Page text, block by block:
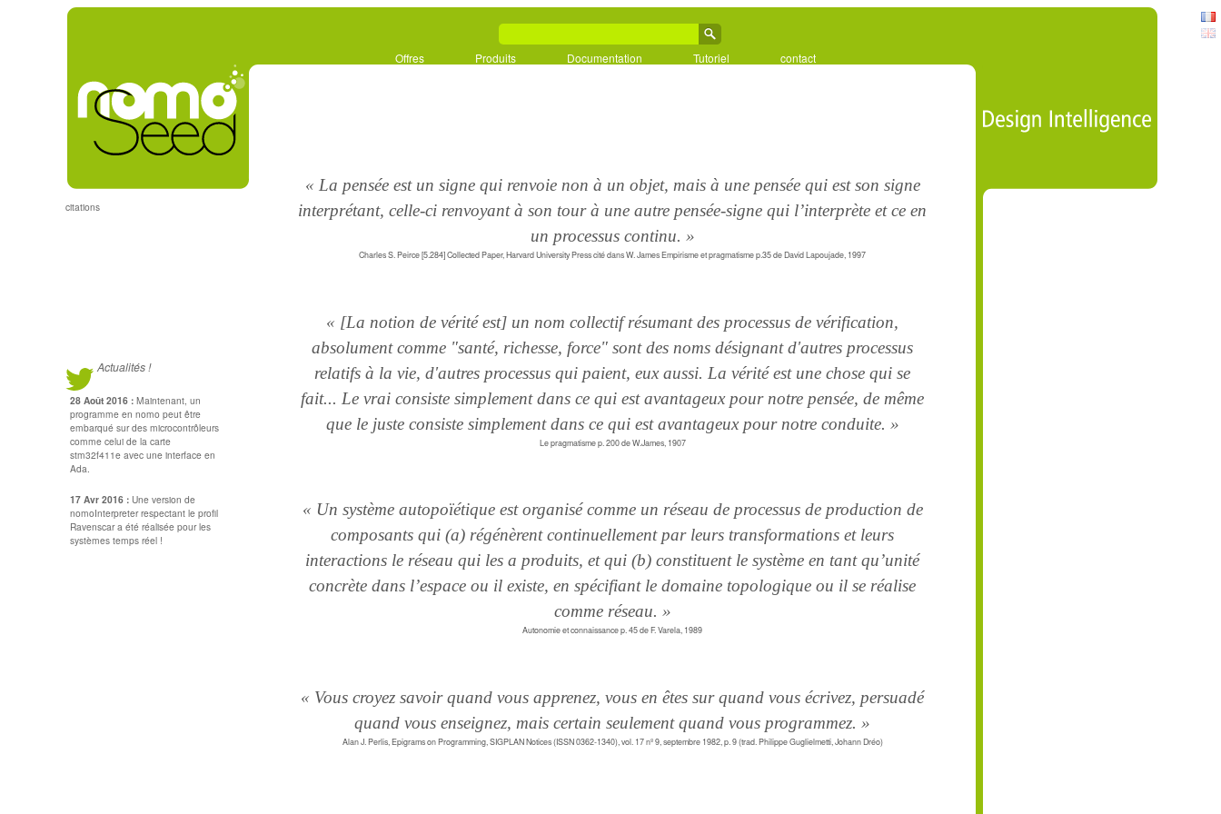
Offres Produits Documentation Tutoriel contact
citations
Actualités !
28 Août 2016 : Maintenant, un
programme en nomo peut être
embarqué sur des microcontrôleurs
comme celui de la carte
stm32f411e avec une interface en
Ada.
17 Avr 2016 : Une version de
nomoInterpreter respectant le profil
Ravenscar a été réalisée pour les
systèmes temps réel !
« La pensée est un signe qui renvoie non à un objet, mais à une pensée qui est son signe
interprétant, celle-ci renvoyant à son tour à une autre pensée-signe qui l’interprète et ce en
un processus continu. »
Charles S. Peirce [5.284] Collected Paper, Harvard University Press cité dans W. James Empirisme et pragmatisme p.35 de David Lapoujade, 1997
« [La notion de vérité est] un nom collectif résumant des processus de vérification,
absolument comme "santé, richesse, force" sont des noms désignant d'autres processus
relatifs à la vie, d'autres processus qui paient, eux aussi. La vérité est une chose qui se
fait... Le vrai consiste simplement dans ce qui est avantageux pour notre pensée, de même
que le juste consiste simplement dans ce qui est avantageux pour notre conduite. »
Le pragmatisme p. 200 de W.James, 1907
« Un système autopoïétique est organisé comme un réseau de processus de production de
composants qui (a) régénèrent continuellement par leurs transformations et leurs
interactions le réseau qui les a produits, et qui (b) constituent le système en tant qu’unité
concrète dans l’espace ou il existe, en spécifiant le domaine topologique ou il se réalise
comme réseau. »
Autonomie et connaissance p. 45 de F. Varela, 1989
« Vous croyez savoir quand vous apprenez, vous en êtes sur quand vous écrivez, persuadé
quand vous enseignez, mais certain seulement quand vous programmez. »
Alan J. Perlis, Epigrams on Programming, SIGPLAN Notices (ISSN 0362-1340), vol. 17 nº 9, septembre 1982, p. 9 (trad. Philippe Guglielmetti, Johann Dréo)